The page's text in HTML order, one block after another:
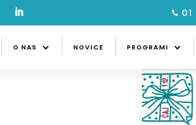

O NAS NOVICE PROGRAMI
NOVICE PROGRAMI